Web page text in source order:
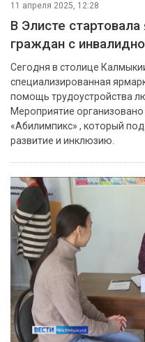
11 апреля 2025, 12:28
В Элисте
граждан с
Сегодня в столице
специализированная
помощь трудоустройства
Мероприятие
«Абилимпикс» , который
развитие и инклюзию.